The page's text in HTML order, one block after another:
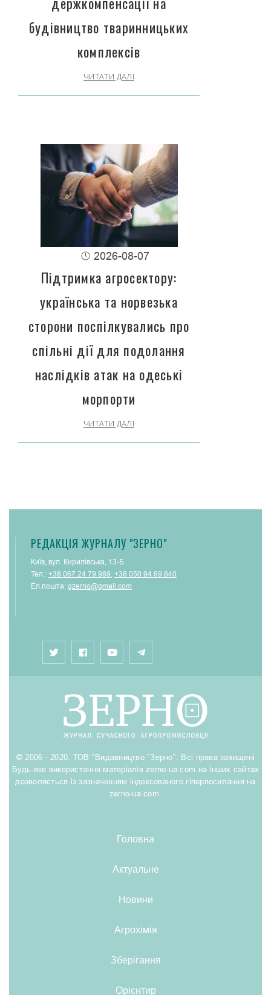
будівництво тваринницьких
комплексів
ЧИТАТИ ДАЛІ
2026-08-07
Підтримка агросектору:
українська та норвезька
сторони поспілкувались про
спільні дії для подолання
наслідків атак на одеські
морпорти
ЧИТАТИ ДАЛІ
РЕДАКЦІЯ ЖУРНАЛУ "ЗЕРНО"
Київ, вул. Кирилівська, 13-Б
Тел.: +38 067 24 79 989, +38 050 94 69 840
Ел.пошта: gzerno@gmail.com
© 2006 - 2020. ТОВ "Видавництво "Зерно". Всі права захищені
Будь-яке використання матеріалів zerno-ua.com на інших сайтах
дозволяється із зазначенням індексованого гіперпосилання на
zerno-ua.com.
Головна
Актуальне
Новини
Агрохімія
Зберігання
Орієнтир